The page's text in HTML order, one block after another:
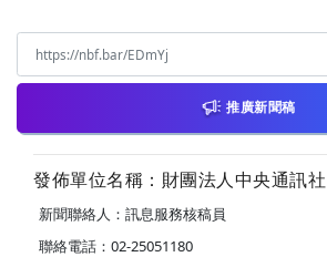
推廣新聞稿
發佈單位名稱：財團法人中央通訊社
新聞聯絡人：訊息服務核稿員
聯絡電話：02-25051180